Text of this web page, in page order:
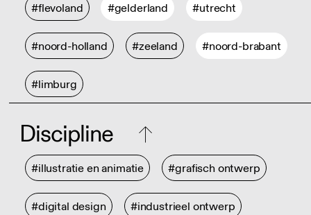
#flevoland #gelderland #utrecht
#noord-holland #zeeland #noord-brabant
#limburg
Discipline
#illustratie en animatie #grafisch ontwerp
#digital design #industrieel ontwerp